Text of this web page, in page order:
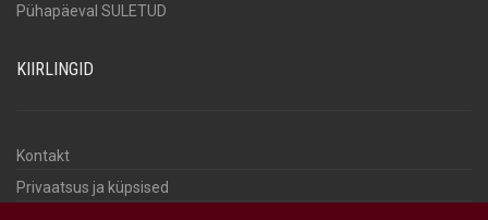
Pühapäeval SULETUD
KIIRLINGID
Kontakt
Privaatsus ja küpsised